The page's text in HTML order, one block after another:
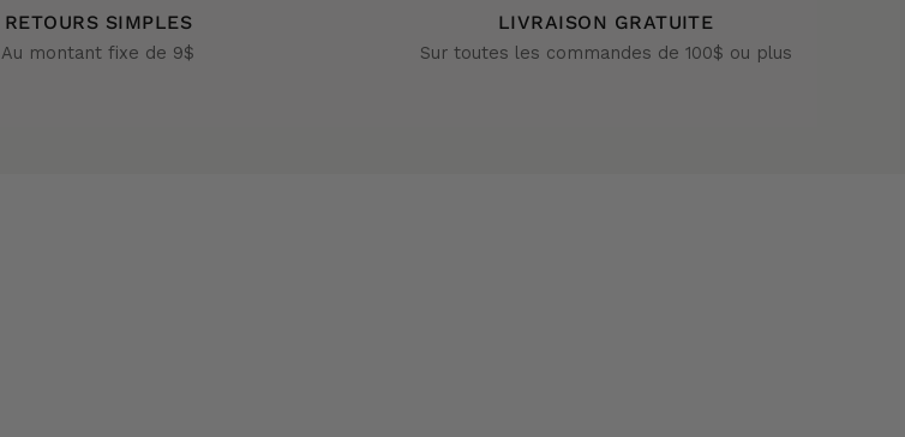
RETOURS SIMPLES
Au montant fixe de 9$
LIVRAISON GRATUITE
Sur toutes les commandes de 100$ ou plus